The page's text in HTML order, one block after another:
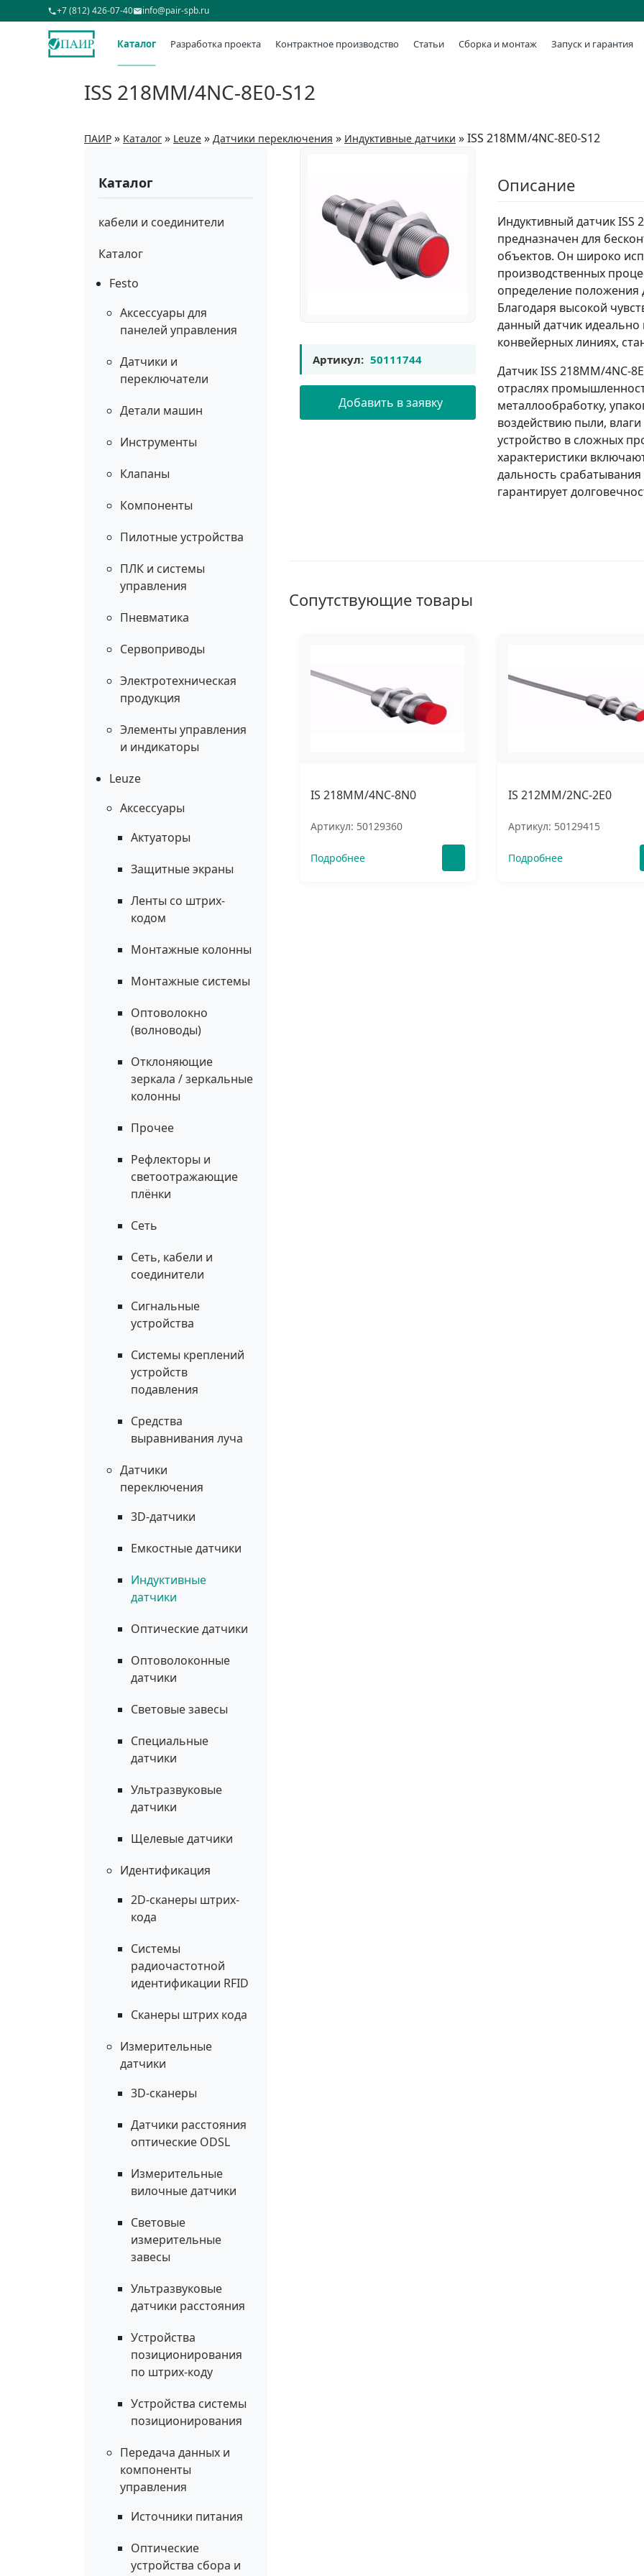
+7 (812) 426-07-40 info@pair-spb.ru
Каталог Разработка проекта Контрактное производство Статьи Сборка и монтаж Запуск и гарантия
ISS 218MM/4NC-8E0-S12
ПАИР » Каталог » Leuze » Датчики переключения » Индуктивные датчики »ISS 218MM/4NC-8E0-S12
Каталог
кабели и соединители
Каталог
Festo
Аксессуары для
панелей управления
Датчики и
переключатели
Детали машин
Инструменты
Клапаны
Компоненты
Пилотные устройства
ПЛК и системы
управления
Пневматика
Сервоприводы
Электротехническая
продукция
Элементы управления
и индикаторы
Leuze
Аксессуары
Актуаторы
Защитные экраны
Ленты со штрих-
кодом
Монтажные колонны
Монтажные системы
Оптоволокно
(волноводы)
Отклоняющие
зеркала / зеркальные
колонны
Прочее
Рефлекторы и
светоотражающие
плёнки
Сеть
Сеть, кабели и
соединители
Сигнальные
устройства
Системы креплений
устройств
подавления
Средства
выравнивания луча
Датчики
переключения
3D-датчики
Емкостные датчики
Индуктивные
датчики
Оптические датчики
Оптоволоконные
датчики
Световые завесы
Специальные
датчики
Ультразвуковые
датчики
Щелевые датчики
Идентификация
2D-сканеры штрих-
кода
Системы
радиочастотной
идентификации RFID
Сканеры штрих кода
Измерительные
датчики
3D-сканеры
Датчики расстояния
оптические ODSL
Измерительные
вилочные датчики
Световые
измерительные
завесы
Ультразвуковые
датчики расстояния
Устройства
позиционирования
по штрих-коду
Устройства системы
позиционирования
Передача данных и
компоненты
управления
Источники питания
Оптические
устройства сбора и
Артикул: 50111744
Добавить в заявку
Описание
Индуктивный датчик ISS
предназначен для
объектов. Он широко
производственных
определение положения
Благодаря высокой
данный датчик идеально
конвейерных линиях,
Датчик ISS 218MM/4NC-
отраслях
металлообработку,
воздействию пыли,
устройство в сложных
характеристики
дальность
гарантирует
Сопутствующие товары
IS 218MM/4NC-8N0
Артикул: 50129360
Подробнее
IS 212MM/2NC-2E0
Артикул: 50129415
Подробнее